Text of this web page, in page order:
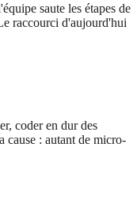
saute les étapes de
raccourci d'aujourd'hui
coder en dur des
cause : autant de micro-